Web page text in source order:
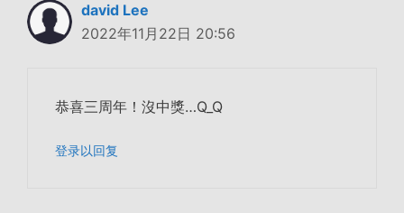
david Lee
2022年11月22日 20:56
恭喜三周年！沒中獎…Q_Q
登录以回复